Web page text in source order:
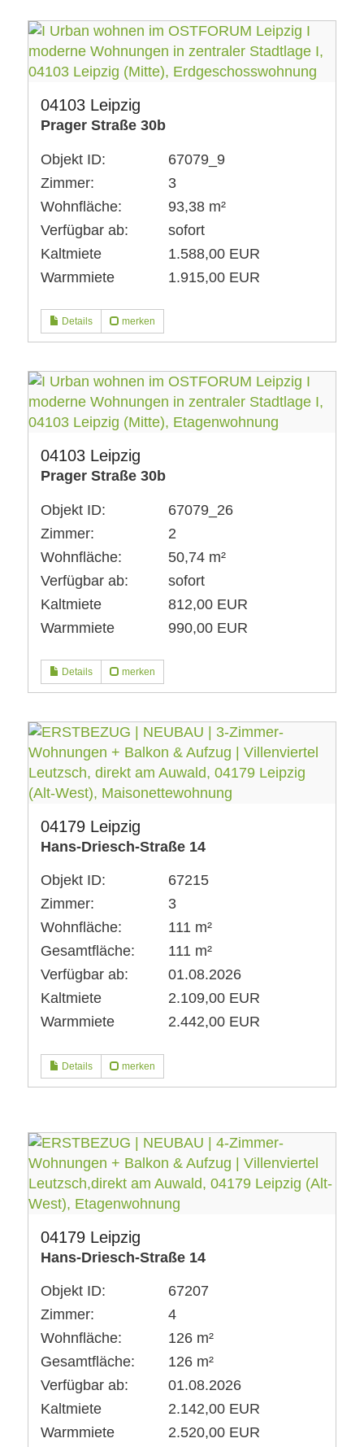
04103 Leipzig
Prager Straße 30b
Objekt ID:
67079_9
Zimmer:
3
Wohnfläche:
93,38 m²
Verfügbar ab:
sofort
Kaltmiete
1.588,00 EUR
Warmmiete
1.915,00 EUR
Details merken
04103 Leipzig
Prager Straße 30b
Objekt ID:
67079_26
Zimmer:
2
Wohnfläche:
50,74 m²
Verfügbar ab:
sofort
Kaltmiete
812,00 EUR
Warmmiete
990,00 EUR
Details merken
04179 Leipzig
Hans-Driesch-Straße 14
Objekt ID:
67215
Zimmer:
3
Wohnfläche:
111 m²
Gesamtfläche:
111 m²
Verfügbar ab:
01.08.2026
Kaltmiete
2.109,00 EUR
Warmmiete
2.442,00 EUR
Details merken
04179 Leipzig
Hans-Driesch-Straße 14
Objekt ID:
67207
Zimmer:
4
Wohnfläche:
126 m²
Gesamtfläche:
126 m²
Verfügbar ab:
01.08.2026
Kaltmiete
2.142,00 EUR
Warmmiete
2.520,00 EUR